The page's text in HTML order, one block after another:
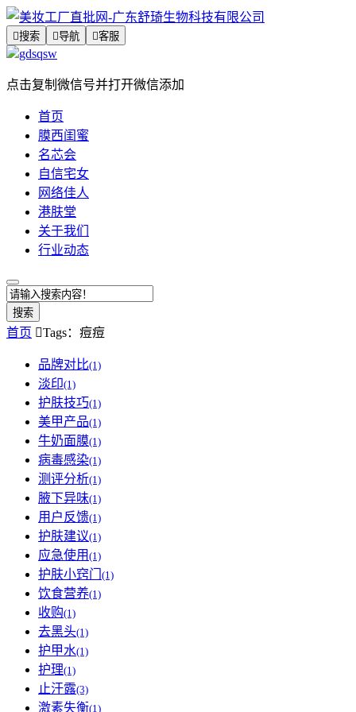
搜索 导航 客服
gdsqsw
点击复制微信号并打开微信添加
首页
膜西闺蜜
名芯会
自信宅女
网络佳人
港肤堂
关于我们
行业动态
搜索
首页 Tags：痘痘
品牌对比(1)
淡印(1)
护肤技巧(1)
美甲产品(1)
牛奶面膜(1)
病毒感染(1)
测评分析(1)
腋下异味(1)
用户反馈(1)
护肤建议(1)
应急使用 (1)
护肤小窍门 (1)
饮食营养(1)
收购(1)
去黑头(1)
护甲水(1)
护理(1)
止汗露(3)
激素失衡(1)